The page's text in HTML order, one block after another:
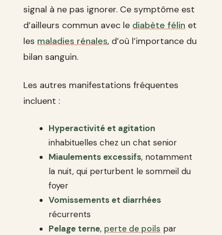
signal à ne pas ignorer. Ce symptôme est
d’ailleurs commun avec le diabète félin et
les maladies rénales, d’où l’importance du
bilan sanguin.
Les autres manifestations fréquentes
incluent :
Hyperactivité et agitation
inhabituelles chez un chat senior
Miaulements excessifs, notamment
la nuit, qui perturbent le sommeil du
foyer
Vomissements et diarrhées
récurrents
Pelage terne, perte de poils par